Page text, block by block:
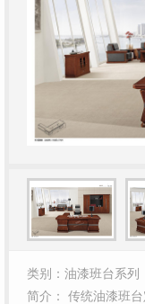
类别：油漆班台系列
简介： 传统油漆班